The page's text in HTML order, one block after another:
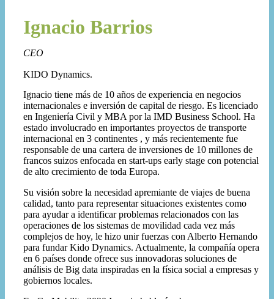
Ignacio Barrios
CEO
KIDO Dynamics.
Ignacio tiene más de 10 años de experiencia en negocios
internacionales e inversión de capital de riesgo. Es licenciado
en Ingeniería Civil y MBA por la IMD Business School. Ha
estado involucrado en importantes proyectos de transporte
internacional en 3 continentes , y más recientemente fue
responsable de una cartera de inversiones de 10 millones de
francos suizos enfocada en start-ups early stage con potencial
de alto crecimiento de toda Europa.
Su visión sobre la necesidad apremiante de viajes de buena
calidad, tanto para representar situaciones existentes como
para ayudar a identificar problemas relacionados con las
operaciones de los sistemas de movilidad cada vez más
complejos de hoy, le hizo unir fuerzas con Alberto Hernando
para fundar Kido Dynamics. Actualmente, la compañía opera
en 6 países donde ofrece sus innovadoras soluciones de
análisis de Big data inspiradas en la física social a empresas y
gobiernos locales.